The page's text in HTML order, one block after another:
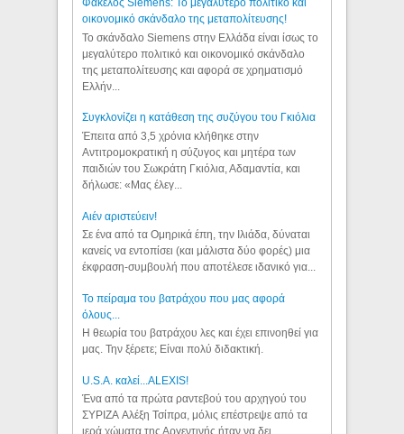
Φάκελος Siemens: Το μεγαλύτερο πολιτικό και
οικονομικό σκάνδαλο της μεταπολίτευσης!
Το σκάνδαλο Siemens στην Ελλάδα είναι ίσως το
μεγαλύτερο πολιτικό και οικονομικό σκάνδαλο
της μεταπολίτευσης και αφορά σε χρηματισμό
Ελλήν...
Συγκλονίζει η κατάθεση της συζύγου του Γκιόλια
Έπειτα από 3,5 χρόνια κλήθηκε στην
Αντιτρομοκρατική η σύζυγος και μητέρα των
παιδιών του Σωκράτη Γκιόλια, Αδαμαντία, και
δήλωσε: «Μας έλεγ...
Aιέν αριστεύειν!
Σε ένα από τα Ομηρικά έπη, την Ιλιάδα, δύναται
κανείς να εντοπίσει (και μάλιστα δύο φορές) μια
έκφραση-συμβουλή που αποτέλεσε ιδανικό για...
Το πείραμα του βατράχου που μας αφορά
όλους...
Η θεωρία του βατράχου λες και έχει επινοηθεί για
μας. Την ξέρετε; Είναι πολύ διδακτική.
U.S.A. καλεί...ALEXIS!
Ένα από τα πρώτα ραντεβού του αρχηγού του
ΣΥΡΙΖΑ Αλέξη Τσίπρα, μόλις επέστρεψε από τα